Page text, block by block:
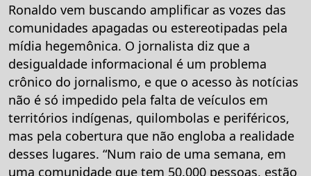
Ronaldo vem buscando amplificar as vozes das
comunidades apagadas ou estereotipadas pela
mídia hegemônica. O jornalista diz que a
desigualdade informacional é um problema
crônico do jornalismo, e que o acesso às notícias
não é só impedido pela falta de veículos em
territórios indígenas, quilombolas e periféricos,
mas pela cobertura que não engloba a realidade
desses lugares. “Num raio de uma semana, em
uma comunidade que tem 50.000 pessoas, estão